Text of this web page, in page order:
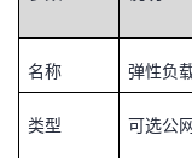
名称 弹性负
类型 可选公